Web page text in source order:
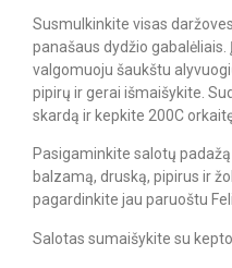
Susmulkinkite visas
panašaus dydžio gabalėliais.
valgomuoju šaukštu
pipirų ir gerai išmaišykite.
skardą ir kepkite 200C
Pasigaminkite salotų
balzamą, druską, pipirus ir
pagardinkite jau paruoštu
Salotas sumaišykite su